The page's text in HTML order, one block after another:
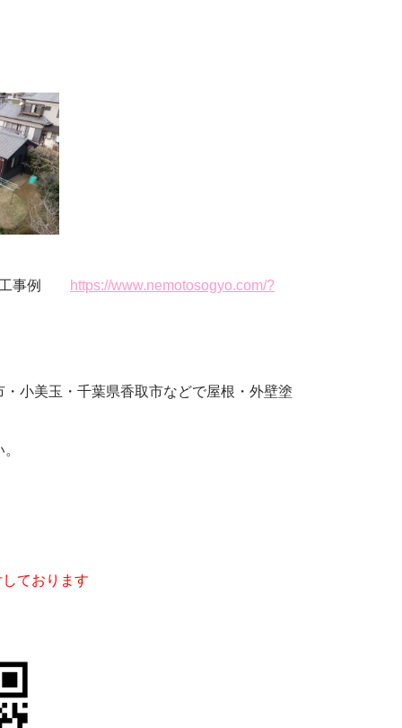
工事例 https://www.nemotosogyo.com/?
小美玉・千葉県香取市などで屋根・外壁塗
４時間受付しております